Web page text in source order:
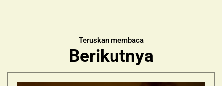
Teruskan membaca
Berikutnya